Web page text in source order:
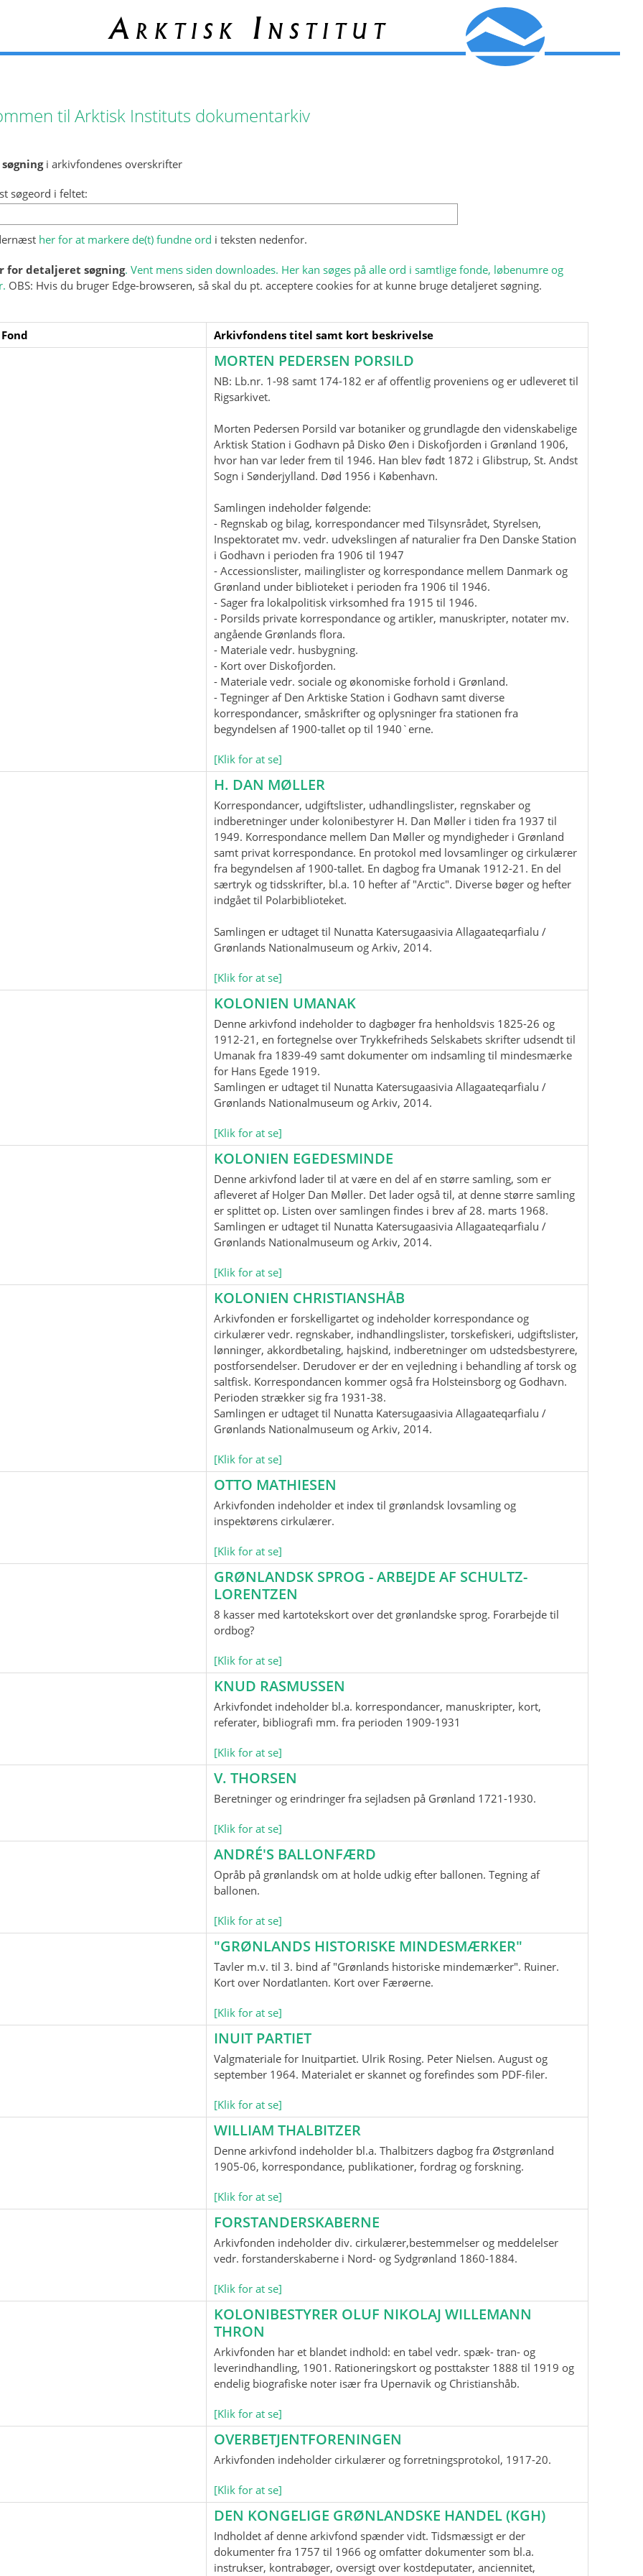
Arktisk Institut
til Arktisk Instituts dokumentarkiv
i arkivfondenes overskrifter
søgeord i feltet:
her for at markere de(t) fundne ord i teksten nedenfor.
for detaljeret søgning. Vent mens siden downloades. Her kan søges på alle ord i samtlige fonde, løbenumre og
OBS: Hvis du bruger Edge-browseren, så skal du pt. acceptere cookies for at kunne bruge detaljeret søgning.
Arkivfondens titel samt kort beskrivelse
MORTEN PEDERSEN PORSILD
NB: Lb.nr. 1-98 samt 174-182 er af offentlig proveniens og er udleveret til
Rigsarkivet.
Morten Pedersen Porsild var botaniker og grundlagde den videnskabelige
Arktisk Station i Godhavn på Disko Øen i Diskofjorden i Grønland 1906,
hvor han var leder frem til 1946. Han blev født 1872 i Glibstrup, St. Andst
Sogn i Sønderjylland. Død 1956 i København.
Samlingen indeholder følgende:
- Regnskab og bilag, korrespondancer med Tilsynsrådet, Styrelsen,
Inspektoratet mv. vedr. udvekslingen af naturalier fra Den Danske Station
i Godhavn i perioden fra 1906 til 1947
- Accessionslister, mailinglister og korrespondance mellem Danmark og
Grønland under biblioteket i perioden fra 1906 til 1946.
- Sager fra lokalpolitisk virksomhed fra 1915 til 1946.
- Porsilds private korrespondance og artikler, manuskripter, notater mv.
angående Grønlands flora.
- Materiale vedr. husbygning.
- Kort over Diskofjorden.
- Materiale vedr. sociale og økonomiske forhold i Grønland.
- Tegninger af Den Arktiske Station i Godhavn samt diverse
korrespondancer, småskrifter og oplysninger fra stationen fra
begyndelsen af 1900-tallet op til 1940`erne.
[Klik for at se]
H. DAN MØLLER
Korrespondancer, udgiftslister, udhandlingslister, regnskaber og
indberetninger under kolonibestyrer H. Dan Møller i tiden fra 1937 til
1949. Korrespondance mellem Dan Møller og myndigheder i Grønland
samt privat korrespondance. En protokol med lovsamlinger og cirkulærer
fra begyndelsen af 1900-tallet. En dagbog fra Umanak 1912-21. En del
særtryk og tidsskrifter, bl.a. 10 hefter af "Arctic". Diverse bøger og hefter
indgået til Polarbiblioteket.
Samlingen er udtaget til Nunatta Katersugaasivia Allagaateqarfialu /
Grønlands Nationalmuseum og Arkiv, 2014.
[Klik for at se]
KOLONIEN UMANAK
Denne arkivfond indeholder to dagbøger fra henholdsvis 1825-26 og
1912-21, en fortegnelse over Trykkefriheds Selskabets skrifter udsendt til
Umanak fra 1839-49 samt dokumenter om indsamling til mindesmærke
for Hans Egede 1919.
Samlingen er udtaget til Nunatta Katersugaasivia Allagaateqarfialu /
Grønlands Nationalmuseum og Arkiv, 2014.
[Klik for at se]
KOLONIEN EGEDESMINDE
Denne arkivfond lader til at være en del af en større samling, som er
afleveret af Holger Dan Møller. Det lader også til, at denne større samling
er splittet op. Listen over samlingen findes i brev af 28. marts 1968.
Samlingen er udtaget til Nunatta Katersugaasivia Allagaateqarfialu /
Grønlands Nationalmuseum og Arkiv, 2014.
[Klik for at se]
KOLONIEN CHRISTIANSHÅB
Arkivfonden er forskelligartet og indeholder korrespondance og
cirkulærer vedr. regnskaber, indhandlingslister, torskefiskeri, udgiftslister,
lønninger, akkordbetaling, hajskind, indberetninger om udstedsbestyrere,
postforsendelser. Derudover er der en vejledning i behandling af torsk og
saltfisk. Korrespondancen kommer også fra Holsteinsborg og Godhavn.
Perioden strækker sig fra 1931-38.
Samlingen er udtaget til Nunatta Katersugaasivia Allagaateqarfialu /
Grønlands Nationalmuseum og Arkiv, 2014.
[Klik for at se]
OTTO MATHIESEN
Arkivfonden indeholder et index til grønlandsk lovsamling og
inspektørens cirkulærer.
[Klik for at se]
GRØNLANDSK SPROG - ARBEJDE AF SCHULTZ-
LORENTZEN
8 kasser med kartotekskort over det grønlandske sprog. Forarbejde til
ordbog?
[Klik for at se]
KNUD RASMUSSEN
Arkivfondet indeholder bl.a. korrespondancer, manuskripter, kort,
referater, bibliografi mm. fra perioden 1909-1931
[Klik for at se]
V. THORSEN
Beretninger og erindringer fra sejladsen på Grønland 1721-1930.
[Klik for at se]
ANDRÉ'S BALLONFÆRD
Opråb på grønlandsk om at holde udkig efter ballonen. Tegning af
ballonen.
[Klik for at se]
"GRØNLANDS HISTORISKE MINDESMÆRKER"
Tavler m.v. til 3. bind af "Grønlands historiske mindemærker". Ruiner.
Kort over Nordatlanten. Kort over Færøerne.
[Klik for at se]
INUIT PARTIET
Valgmateriale for Inuitpartiet. Ulrik Rosing. Peter Nielsen. August og
september 1964. Materialet er skannet og forefindes som PDF-filer.
[Klik for at se]
WILLIAM THALBITZER
Denne arkivfond indeholder bl.a. Thalbitzers dagbog fra Østgrønland
1905-06, korrespondance, publikationer, fordrag og forskning.
[Klik for at se]
FORSTANDERSKABERNE
Arkivfonden indeholder div. cirkulærer,bestemmelser og meddelelser
vedr. forstanderskaberne i Nord- og Sydgrønland 1860-1884.
[Klik for at se]
KOLONIBESTYRER OLUF NIKOLAJ WILLEMANN
THRON
Arkivfonden har et blandet indhold: en tabel vedr. spæk- tran- og
leverindhandling, 1901. Rationeringskort og posttakster 1888 til 1919 og
endelig biografiske noter især fra Upernavik og Christianshåb.
[Klik for at se]
OVERBETJENTFORENINGEN
Arkivfonden indeholder cirkulærer og forretningsprotokol, 1917-20.
[Klik for at se]
DEN KONGELIGE GRØNLANDSKE HANDEL (KGH)
Indholdet af denne arkivfond spænder vidt. Tidsmæssigt er der
dokumenter fra 1757 til 1966 og omfatter dokumenter som bl.a.
instrukser, kontrabøger, oversigt over kostdeputater, anciennitet,